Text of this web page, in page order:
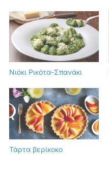
Νιόκι Ρικότα-Σπανάκι
Τάρτα βερίκοκο